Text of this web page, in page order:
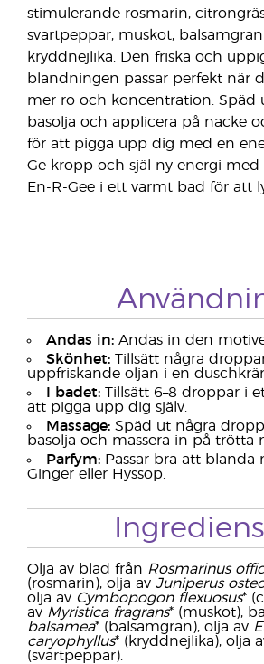
stimulerande rosmarin,
svartpeppar, muskot,
kryddnejlika. Den friska och
blandningen passar perfekt när
mer ro och koncentration. Späd
basolja och applicera på nacke
för att pigga upp dig med en
Ge kropp och själ ny energi
En-R-Gee i ett varmt bad för att
Andas in: Andas in den
Skönhet: Tillsätt några
uppfriskande oljan i en
I badet: Tillsätt 6–8 droppar i
att pigga upp dig själv.
Massage: Späd ut några
basolja och massera in på trötta
Parfym: Passar bra att blanda
Ginger eller Hyssop.
Olja av blad från Rosmarinus
(rosmarin), olja av Juniperus
olja av Cymbopogon flexuosus*
av Myristica fragrans* (muskot),
balsamea* (balsamgran), olja av
caryophyllus* (kryddnejlika), olja
(svartpeppar).